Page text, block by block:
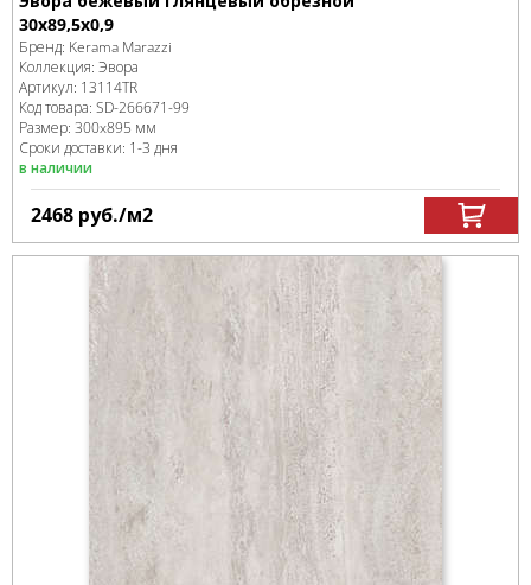
30x89,5x0,9
Бренд: Kerama Marazzi
Коллекция: Эвора
Артикул: 13114TR
Код товара: SD-266671-99
Размер: 300x895 мм
Сроки доставки: 1-3 дня
в наличии
2468 руб./м2